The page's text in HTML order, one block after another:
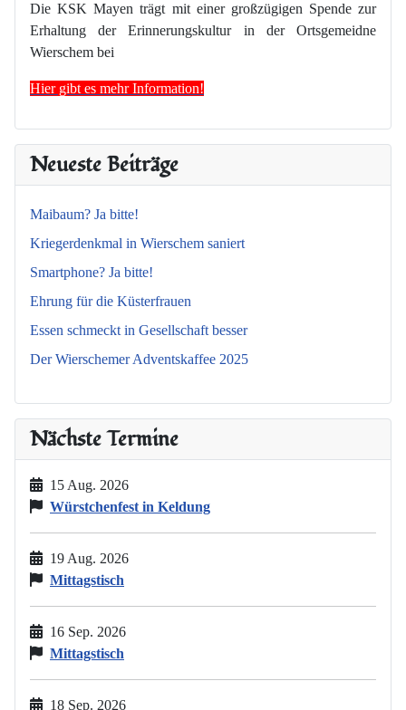
Die KSK Mayen trägt mit einer großzügigen Spende zur
Erhaltung der Erinnerungskultur in der Ortsgemeidne
Wierschem bei
Hier gibt es mehr Information!
Neueste Beiträge
Maibaum? Ja bitte!
Kriegerdenkmal in Wierschem saniert
Smartphone? Ja bitte!
Ehrung für die Küsterfrauen
Essen schmeckt in Gesellschaft besser
Der Wierschemer Adventskaffee 2025
Nächste Termine
15 Aug. 2026
Würstchenfest in Keldung
19 Aug. 2026
Mittagstisch
16 Sep. 2026
Mittagstisch
18 Sep. 2026